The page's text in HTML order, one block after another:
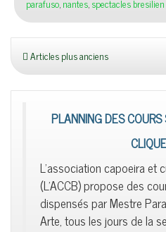
parafuso,nantes,spectacles bresilien
Articles plus anciens
PLANNING DES
L'association capoeira et
(L'ACCB) propose des
dispensés par Mestre
Arte, tous les jours de la